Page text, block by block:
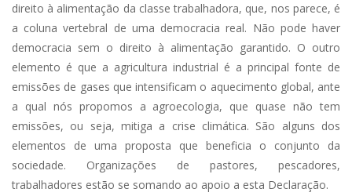
direito à alimentação da classe trabalhadora, que, nos parece, é
a coluna vertebral de uma democracia real. Não pode haver
democracia sem o direito à alimentação garantido. O outro
elemento é que a agricultura industrial é a principal fonte de
emissões de gases que intensificam o aquecimento global, ante
a qual nós propomos a agroecologia, que quase não tem
emissões, ou seja, mitiga a crise climática. São alguns dos
elementos de uma proposta que beneficia o conjunto da
sociedade. Organizações de pastores, pescadores,
trabalhadores estão se somando ao apoio a esta Declaração.